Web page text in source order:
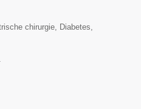
chirurgie, Diabetes,